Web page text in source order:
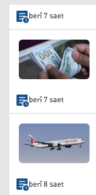
berî 7 saet
berî 7 saet
berî 8 saet